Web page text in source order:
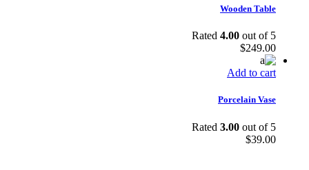
Wooden Table
Rated 4.00 out of 5
$249.00
Add to cart
Porcelain Vase
Rated 3.00 out of 5
$39.00